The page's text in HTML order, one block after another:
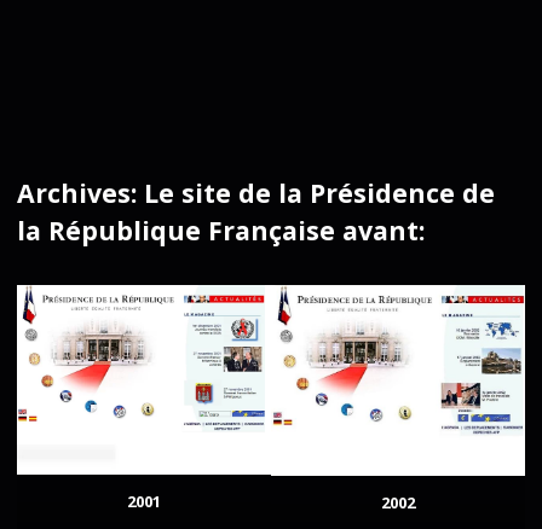
Archives: Le site de la Présidence de
la République Française avant:
2001 2002